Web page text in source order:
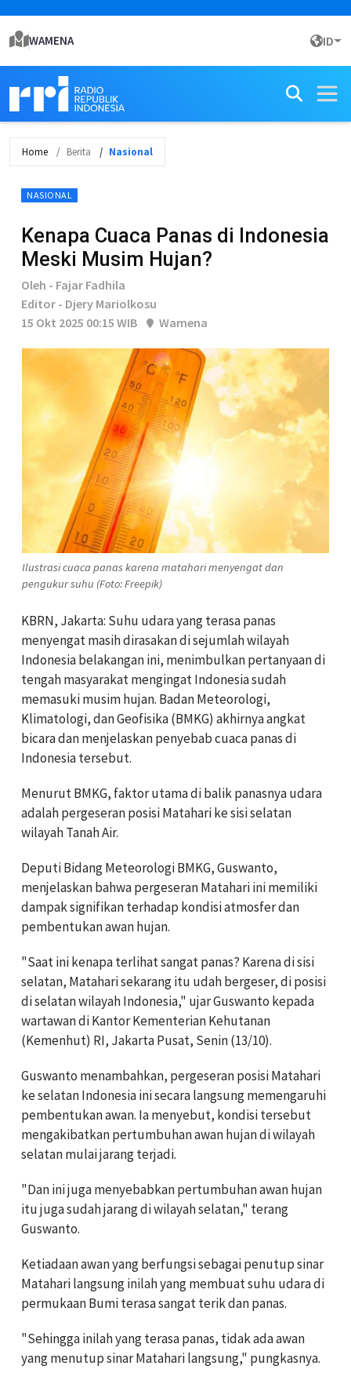
WAMENA ID
Home Berita Nasional
NASIONAL
Kenapa Cuaca Panas di Indonesia
Meski Musim Hujan?
Oleh - Fajar Fadhila
Editor - Djery Mariolkosu
15 Okt 2025 00:15 WIB
Wamena
Ilustrasi cuaca panas karena matahari menyengat dan
pengukur suhu (Foto: Freepik)
KBRN, Jakarta: Suhu udara yang terasa panas
menyengat masih dirasakan di sejumlah wilayah
Indonesia belakangan ini, menimbulkan pertanyaan di
tengah masyarakat mengingat Indonesia sudah
memasuki musim hujan. Badan Meteorologi,
Klimatologi, dan Geofisika (BMKG) akhirnya angkat
bicara dan menjelaskan penyebab cuaca panas di
Indonesia tersebut.
Menurut BMKG, faktor utama di balik panasnya udara
adalah pergeseran posisi Matahari ke sisi selatan
wilayah Tanah Air.
Deputi Bidang Meteorologi BMKG, Guswanto,
menjelaskan bahwa pergeseran Matahari ini memiliki
dampak signifikan terhadap kondisi atmosfer dan
pembentukan awan hujan.
"Saat ini kenapa terlihat sangat panas? Karena di sisi
selatan, Matahari sekarang itu udah bergeser, di posisi
di selatan wilayah Indonesia," ujar Guswanto kepada
wartawan di Kantor Kementerian Kehutanan
(Kemenhut) RI, Jakarta Pusat, Senin (13/10).
Guswanto menambahkan, pergeseran posisi Matahari
ke selatan Indonesia ini secara langsung memengaruhi
pembentukan awan. Ia menyebut, kondisi tersebut
mengakibatkan pertumbuhan awan hujan di wilayah
selatan mulai jarang terjadi.
"Dan ini juga menyebabkan pertumbuhan awan hujan
itu juga sudah jarang di wilayah selatan," terang
Guswanto.
Ketiadaan awan yang berfungsi sebagai penutup sinar
Matahari langsung inilah yang membuat suhu udara di
permukaan Bumi terasa sangat terik dan panas.
"Sehingga inilah yang terasa panas, tidak ada awan
yang menutup sinar Matahari langsung," pungkasnya.